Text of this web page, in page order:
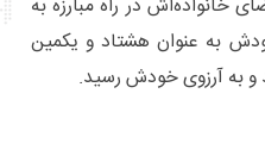
به عنوان هشتاد و یکمین
و به آرزوی خودش رسید.